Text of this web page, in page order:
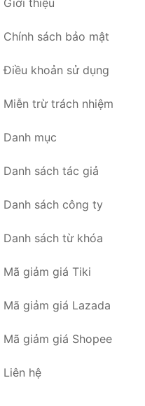
Giới thiệu
Chính sách bảo mật
Điều khoản sử dụng
Miễn trừ trách nhiệm
Danh mục
Danh sách tác giả
Danh sách công ty
Danh sách từ khóa
Mã giảm giá Tiki
Mã giảm giá Lazada
Mã giảm giá Shopee
Liên hệ